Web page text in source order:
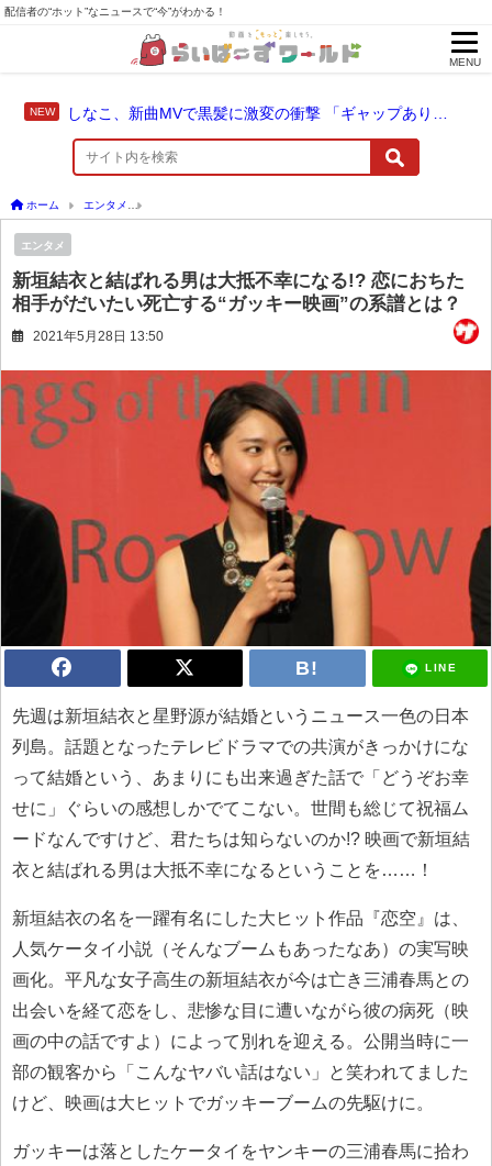
配信者の“ホット”なニュースで“今”がわかる！
MENU
ホーム エンタメ
エンタメ
新垣結衣と結ばれる男は大抵不幸になる!? 恋におちた
相手がだいたい死亡する“ガッキー映画”の系譜とは？
2021年5月28日 13:50
LINE
先週は新垣結衣と星野源が結婚というニュース一色の日本
列島。話題となったテレビドラマでの共演がきっかけにな
って結婚という、あまりにも出来過ぎた話で「どうぞお幸
せに」ぐらいの感想しかでてこない。世間も総じて祝福ム
ードなんですけど、君たちは知らないのか!? 映画で新垣結
衣と結ばれる男は大抵不幸になるということを……！
新垣結衣の名を一躍有名にした大ヒット作品『恋空』は、
人気ケータイ小説（そんなブームもあったなあ）の実写映
画化。平凡な女子高生の新垣結衣が今は亡き三浦春馬との
出会いを経て恋をし、悲惨な目に遭いながら彼の病死（映
画の中の話ですよ）によって別れを迎える。公開当時に一
部の観客から「こんなヤバい話はない」と笑われてました
けど、映画は大ヒットでガッキーブームの先駆けに。
ガッキーは落としたケータイをヤンキーの三浦春馬に拾わ